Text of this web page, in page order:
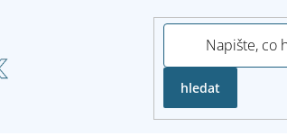
hledat